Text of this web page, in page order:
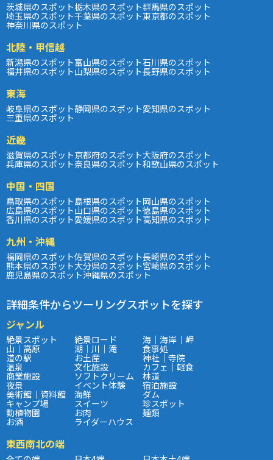
茨城県のスポット栃木県のスポット群馬県のスポット
埼玉県のスポット千葉県のスポット東京都のスポット
神奈川県のスポット
北陸・甲信越
新潟県のスポット富山県のスポット石川県のスポット
福井県のスポット山梨県のスポット長野県のスポット
東海
岐阜県のスポット静岡県のスポット愛知県のスポット
三重県のスポット
近畿
滋賀県のスポット京都府のスポット大阪府のスポット
兵庫県のスポット奈良県のスポット和歌山県のスポット
中国・四国
鳥取県のスポット島根県のスポット岡山県のスポット
広島県のスポット山口県のスポット徳島県のスポット
香川県のスポット愛媛県のスポット高知県のスポット
九州・沖縄
福岡県のスポット佐賀県のスポット長崎県のスポット
熊本県のスポット大分県のスポット宮崎県のスポット
鹿児島県のスポット沖縄県のスポット
詳細条件からツーリングスポットを探す
ジャンル
絶景スポット 絶景ロード 海｜海岸｜岬
山｜高原 湖｜川｜滝 食事処
道の駅 お土産 神社｜寺院
温泉 文化施設 カフェ｜軽食
商業施設 ソフトクリーム 林道
夜景 イベント体験 宿泊施設
美術館｜資料館 海鮮 ダム
キャンプ場 スイーツ 珍スポット
動植物園 お肉 麺類
お酒 ライダーハウス
東西南北の端